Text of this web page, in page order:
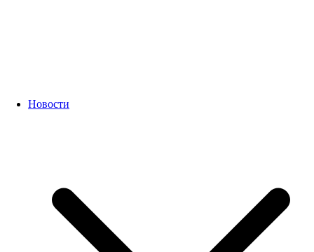
Новости